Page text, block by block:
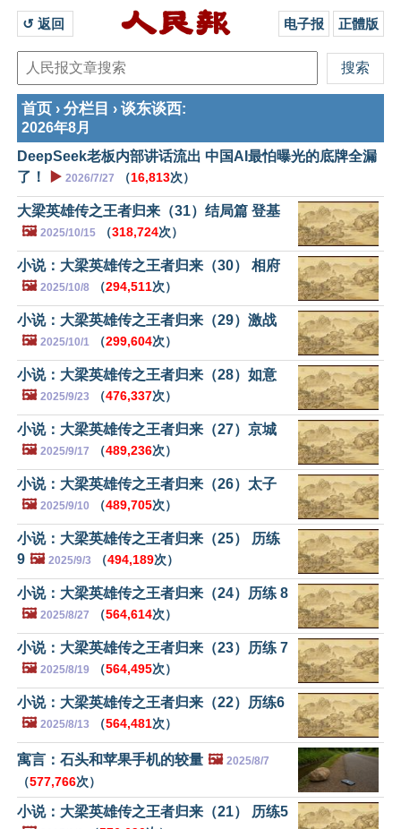
↺ 返回 电子报 正體版
首页 › 分栏目 › 谈东谈西:
2026年8月
DeepSeek老板内部讲话流出 中国AI最怕曝光的底牌全漏
了！
▶️ 2026/7/27 （16,813次）
大梁英雄传之王者归来（31）结局篇 登基
🖼️ 2025/10/15 （318,724次）
小说：大梁英雄传之王者归来（30） 相府
🖼️ 2025/10/8 （294,511次）
小说：大梁英雄传之王者归来（29）激战
🖼️ 2025/10/1 （299,604次）
小说：大梁英雄传之王者归来（28）如意
🖼️ 2025/9/23 （476,337次）
小说：大梁英雄传之王者归来（27）京城
🖼️ 2025/9/17 （489,236次）
小说：大梁英雄传之王者归来（26）太子
🖼️ 2025/9/10 （489,705次）
小说：大梁英雄传之王者归来（25） 历练
9 🖼️ 2025/9/3 （494,189次）
小说：大梁英雄传之王者归来（24）历练 8
🖼️ 2025/8/27 （564,614次）
小说：大梁英雄传之王者归来（23）历练 7
🖼️ 2025/8/19 （564,495次）
小说：大梁英雄传之王者归来（22）历练6
🖼️ 2025/8/13 （564,481次）
寓言：石头和苹果手机的较量 🖼️ 2025/8/7
（577,766次）
小说：大梁英雄传之王者归来（21） 历练5